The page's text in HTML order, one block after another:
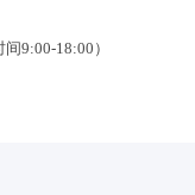
9:00-18:00）